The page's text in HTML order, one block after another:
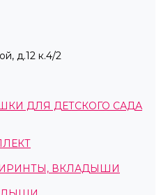
д.12 к.4/2
ДЛЯ ДЕТСКОГО САДА
ВКЛАДЫШИ